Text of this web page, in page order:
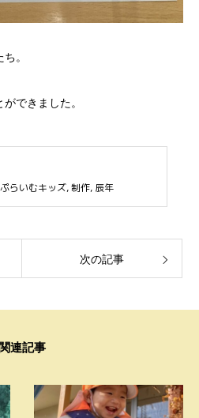
。
できました。
ぷらいむキッズ,制作, 辰年
次の記事
関連記事